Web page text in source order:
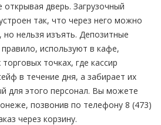
дверь. Загрузочный
так, что через него можно
нельзя изъять. Депозитные
используют в кафе,
точках, где кассир
в течение дня, а забирает их
для этого персонал. Вы можете
позвонив по телефону 8 (473)
через корзину.